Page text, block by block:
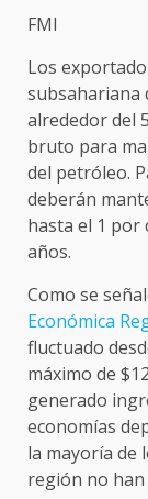
FMI
Los
subsahariana
alrededor del
bruto para
del petróleo.
deberán
hasta el 1 por
años.
Como se
Económica
fluctuado
máximo de
generado
economías
la mayoría de
región no